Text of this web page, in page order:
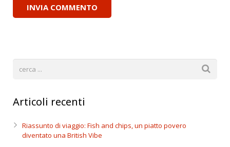
Articoli recenti
Riassunto di viaggio: Fish and chips, un piatto povero
diventato una British Vibe